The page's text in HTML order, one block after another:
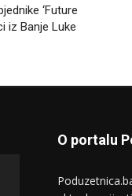
‘Future
iz Banje Luke
O portalu